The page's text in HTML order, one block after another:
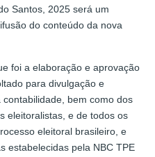
Santos, 2025 será um
do conteúdo da nova
foi a elaboração e aprovação
para divulgação e
bem como dos
eleitoralistas, e de todos os
eleitoral brasileiro, e
estabelecidas pela NBC TPE